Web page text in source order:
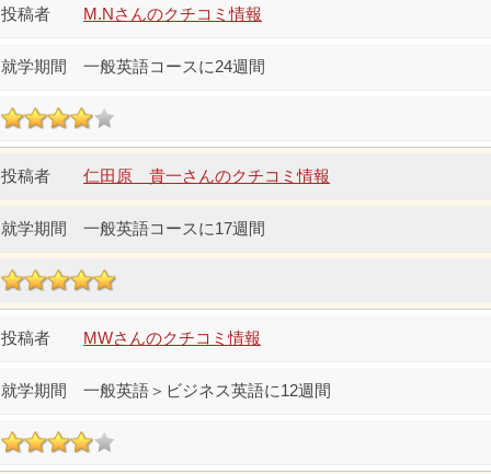
M.Nさんのクチコミ情報
一般英語コースに24週間
仁田原 貴一さんのクチコミ情報
一般英語コースに17週間
MWさんのクチコミ情報
一般英語＞ビジネス英語に12週間